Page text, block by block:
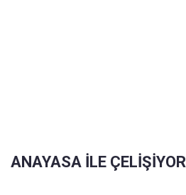
ANAYASA İLE ÇELİŞİYOR